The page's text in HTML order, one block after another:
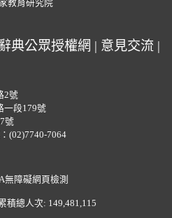
典公眾授權網 | 意見交流 |
2號
一段179號
號
(02)7740-7064
積總人次: 149,481,115